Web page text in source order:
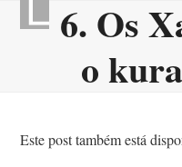
Open
mobile
Close
mobile6. Os
o
Este post também está